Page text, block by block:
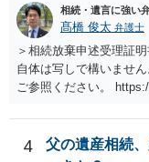
相続・遺言に強い
髙橋 俊太 弁護士
＞相続放棄申述受理証
自体は写しで構いませ
ご参照ください。
4
父の遺産相続